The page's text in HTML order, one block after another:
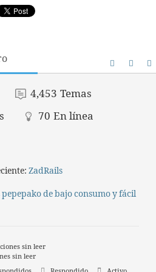
4,453 Temas
70 En línea
ZadRails
pepepako de bajo consumo y fácil
sin leer
sin leer